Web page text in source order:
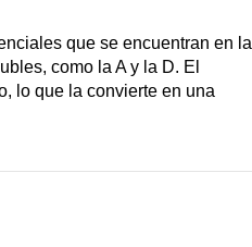
que se encuentran en la
como la A y la D. El
lo que la convierte en una